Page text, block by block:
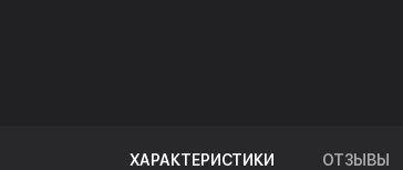
ХАРАКТЕРИСТИКИ ОТЗЫВЫ